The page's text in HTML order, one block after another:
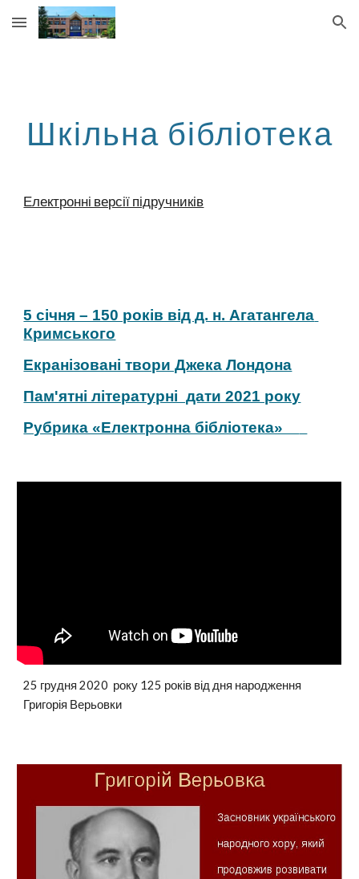
Skip to main content Skip to navigation
Шкільна бібліотека
Електронні версії підручників
5 січня – 150 років від д. н. Агатангела
Кримського
Екранізовані твори Джека Лондона
Пам'ятні літературні  дати 2021 року
Рубрика «Електронна бібліотека»
25 грудня 2020  року 125 років від дня народження
Григорія Верьовки